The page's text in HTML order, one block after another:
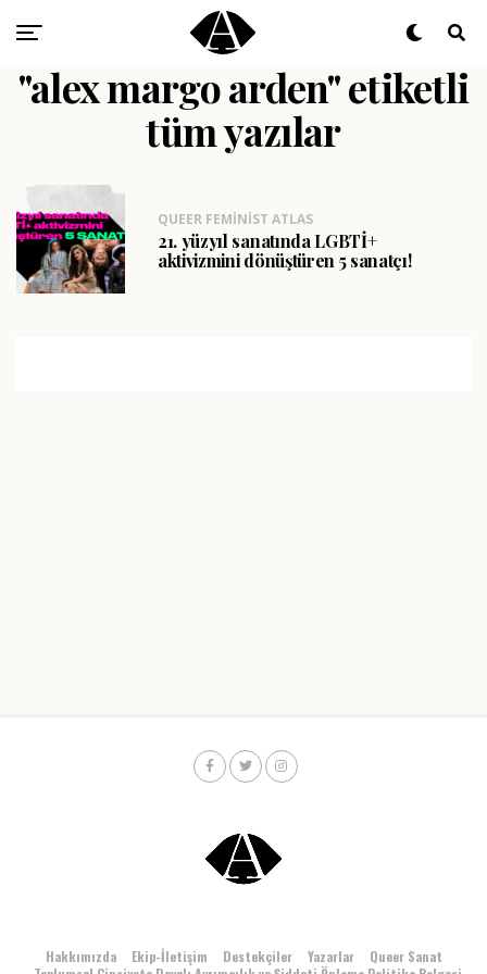
"alex margo arden" etiketli
tüm yazılar
QUEER FEMINIST ATLAS
21. yüzyıl sanatında LGBTİ+
aktivizmini dönüştüren 5 sanatçı!
Hakkımızda Ekip-İletişim Destekçiler Yazarlar
Queer Sanat